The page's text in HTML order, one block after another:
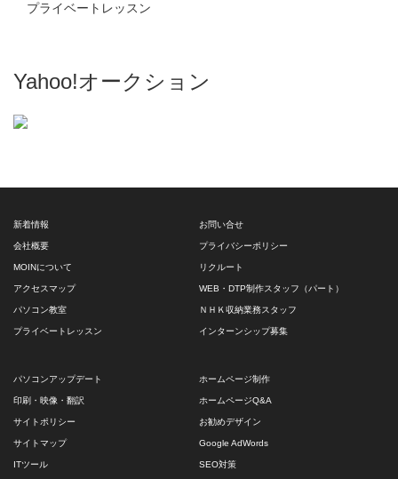
プライベートレッスン
Yahoo!オークション
新着情報
会社概要
MOINについて
アクセスマップ
パソコン教室
プライベートレッスン
お問い合せ
プライバシーポリシー
リクルート
WEB・DTP制作スタッフ（パート）
ＮＨＫ収納業務スタッフ
インターンシップ募集
パソコンアップデート
印刷・映像・翻訳
サイトポリシー
サイトマップ
ITツール
ホームページ制作
ホームページQ&A
お勧めデザイン
Google AdWords
SEO対策